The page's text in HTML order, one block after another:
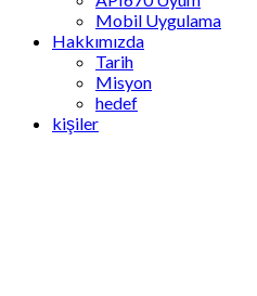
Mobil Uygulama
Hakkımızda
Tarih
Misyon
hedef
kişiler